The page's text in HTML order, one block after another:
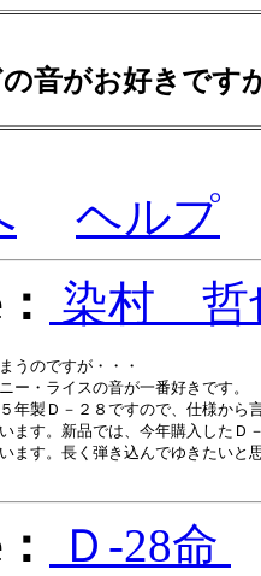
音がお好きで
ヘルプ
染村
うのですが・・・
ー・ライスの音が一番好きです。
年製Ｄ－２８ですので、仕様から
ます。新品では、今年購入したＤ
ます。長く弾き込んでゆきたいと
Ｄ-28命